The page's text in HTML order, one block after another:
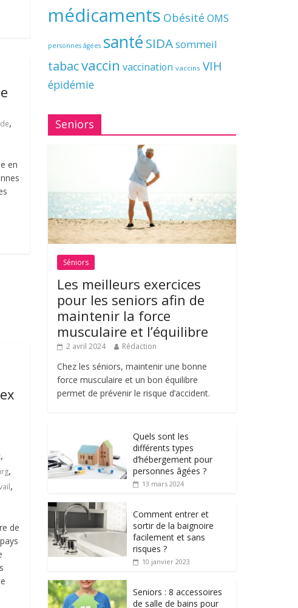
,
en
,
,
,
de
médicaments Obésité OMS
personnes âgées santé SIDAsommeil
tabacvaccin vaccination vaccins VIH
épidémie
Seniors
Séniors
Les meilleurs exercices
pour les seniors afin de
maintenir la force
musculaire et l’équilibre
2 avril 2024 Rédaction
Chez les séniors, maintenir une bonne
force musculaire et un bon équilibre
permet de prévenir le risque d’accident.
Quels sont les
différents types
d’hébergement pour
personnes âgées ?
13 mars 2024
Comment entrer et
sortir de la baignoire
facilement et sans
risques ?
10 janvier 2023
Seniors : 8 accessoires
de salle de bains pour